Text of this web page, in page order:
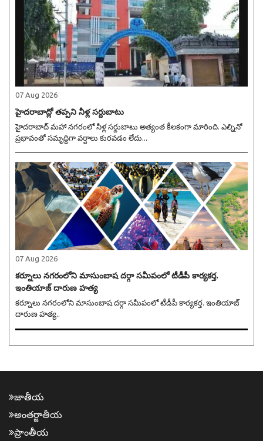
07 Aug 2026
హైదరాబాద్లో తప్పని నీళ్ల సర్దుబాటు
హైదరాబాద్ మహా నగరంలో నీళ్ల సర్దుబాటు అత్యంత కీలకంగా మారింది. ఎల్నినో
ప్రభావంతో సమృద్ధిగా వర్షాలు కురవడం లేదు...
07 Aug 2026
కర్నూలు నగరంలోని మాసుంబాష దర్గా సమీపంలో టీడీపీ కార్యకర్త.
ఇంతియాజ్ దారుణ హత్య
కర్నూలు నగరంలోని మాసుంబాష దర్గా సమీపంలో టీడీపీ కార్యకర్త. ఇంతియాజ్
దారుణ హత్య..
జాతీయ
అంత‌ర్జాతీయ
ప్రాంతీయ‌